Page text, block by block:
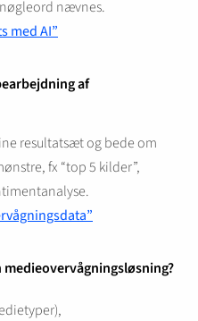
nævnes.
med AI”
af
resultatsæt og bede om
fx “top 5 kilder”,